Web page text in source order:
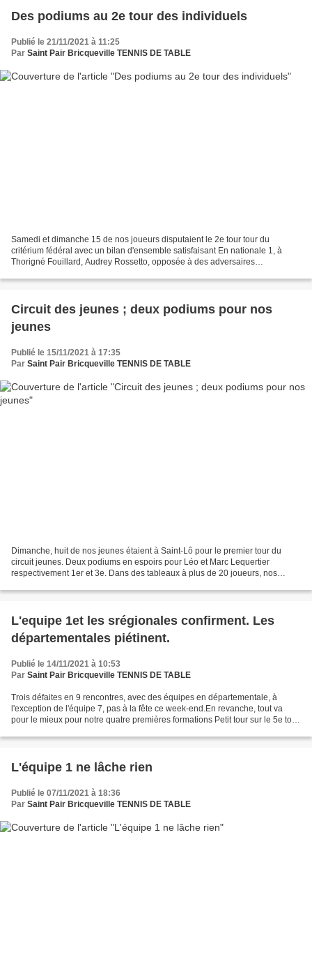
Des podiums au 2e tour des individuels
Publié le 21/11/2021 à 11:25
Par Saint Pair Bricqueville TENNIS DE TABLE
Samedi et dimanche 15 de nos joueurs disputaient le 2e tour tour du
critérium fédéral avec un bilan d'ensemble satisfaisant En nationale 1, à
Thorigné Fouillard, Audrey Rossetto, opposée à des adversaires
Circuit des jeunes ; deux podiums pour nos
jeunes
Publié le 15/11/2021 à 17:35
Par Saint Pair Bricqueville TENNIS DE TABLE
Dimanche, huit de nos jeunes étaient à Saint-Lô pour le premier tour du
circuit jeunes. Deux podiums en espoirs pour Léo et Marc Lequertier
respectivement 1er et 3e. Dans des tableaux à plus de 20 joueurs, nos
L'equipe 1et les srégionales confirment. Les
départementales piétinent.
Publié le 14/11/2021 à 10:53
Par Saint Pair Bricqueville TENNIS DE TABLE
Trois défaites en 9 rencontres, avec des équipes en départementale, à
l'exception de l'équipe 7, pas à la fête ce week-end.En revanche, tout va
pour le mieux pour notre quatre premières formations Petit tour sur le 5e tour
L'équipe 1 ne lâche rien
Publié le 07/11/2021 à 18:36
Par Saint Pair Bricqueville TENNIS DE TABLE